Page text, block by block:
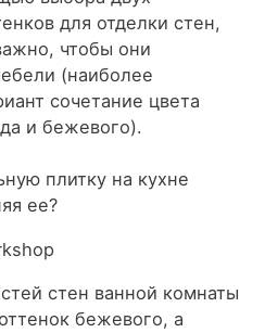
для отделки стен,
чтобы они
(наиболее
сочетание цвета
и бежевого).
стен ванной комнаты
бежевого, а